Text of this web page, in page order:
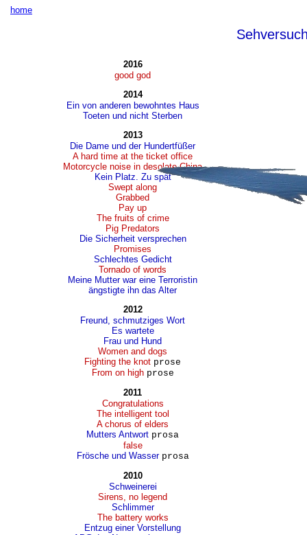
home
2016
good god
2014
Ein von anderen bewohntes Haus
Toeten und nicht Sterben
2013
Die Dame und der Hundertfüßer
A hard time at the ticket office
Motorcycle noise in desolate China
Kein Platz. Zu spät
Swept along
Grabbed
Pay up
The fruits of crime
Pig Predators
Die Sicherheit versprechen
Promises
Schlechtes Gedicht
Tornado of words
Meine Mutter war eine Terroristin
ängstigte ihn das Alter
2012
Freund, schmutziges Wort
Es wartete
Frau und Hund
Women and dogs
Fighting the knot prose
From on high prose
2011
Congratulations
The intelligent tool
A chorus of elders
Mutters Antwort prosa
false
Frösche und Wasser prosa
2010
Schweinerei
Sirens, no legend
Schlimmer
The battery works
Entzug einer Vorstellung